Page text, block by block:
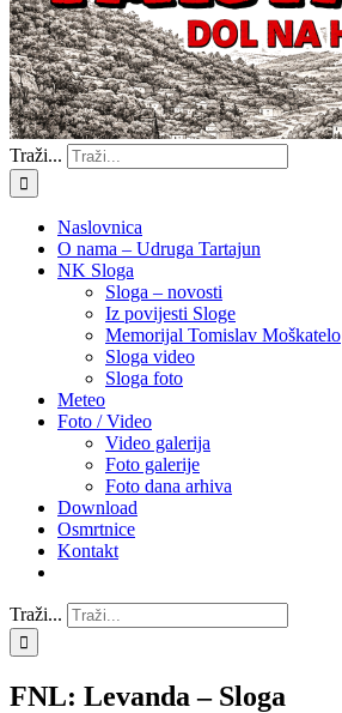
Traži...
Naslovnica
O nama – Udruga Tartajun
NK Sloga
Sloga – novosti
Iz povijesti Sloge
Memorijal Tomislav Moškatelo
Sloga video
Sloga foto
Meteo
Foto / Video
Video galerija
Foto galerije
Foto dana arhiva
Download
Osmrtnice
Kontakt
Traži...
FNL: Levanda – Sloga